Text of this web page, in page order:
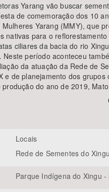
Yarang vão buscar
de comemoração dos 10
Yarang (MMY), que
nativas para o reflorestamento
ciliares da bacia do rio
Neste período aconteceu
da atuação da Rede de
e de planejamento dos grupos
do ano de 2019,
Locais
Rede de Sementes do Xingu
Parque Indígena do Xingu -